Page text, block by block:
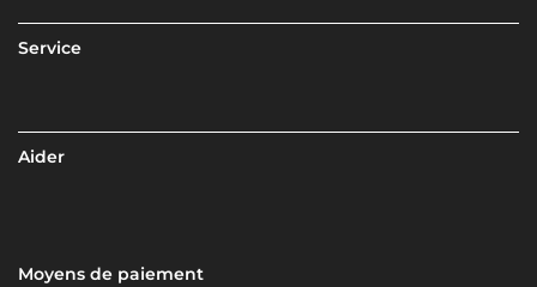
Service
Aider
Moyens de paiement